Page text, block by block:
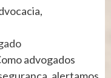
advogados